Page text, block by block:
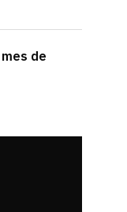
de